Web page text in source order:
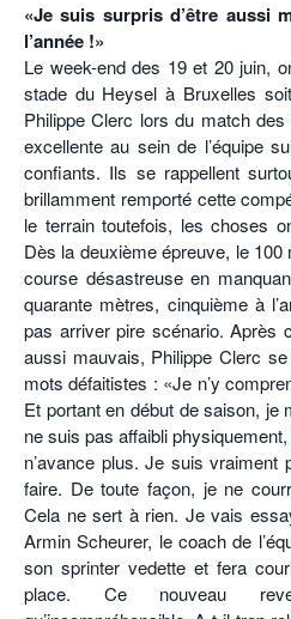
«Je suis surpris d’être aussi
l’année !»
Le week-end des 19 et 20 juin,
stade du Heysel à Bruxelles
Philippe Clerc lors du match des
excellente au sein de l’équipe
confiants. Ils se rappellent
brillamment remporté cette
le terrain toutefois, les choses
Dès la deuxième épreuve, le
course désastreuse en
quarante mètres, cinquième à
pas arriver pire scénario. Après
aussi mauvais, Philippe Clerc
mots défaitistes : «Je n’y
Et portant en début de saison, je
ne suis pas affaibli
n’avance plus. Je suis
faire. De toute façon, je ne
Cela ne sert à rien. Je vais
Armin Scheurer, le coach de
son sprinter vedette et fera
place. Ce nouveau